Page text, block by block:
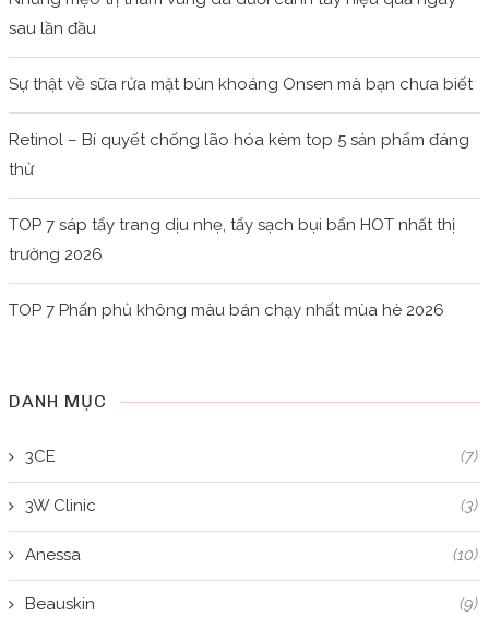
sau lần đầu
Sự thật về sữa rửa mặt bùn khoáng Onsen mà bạn chưa biết
Retinol – Bí quyết chống lão hóa kèm top 5 sản phẩm đáng
thử
TOP 7 sáp tẩy trang dịu nhẹ, tẩy sạch bụi bẩn HOT nhất thị
trường 2026
TOP 7 Phấn phủ không màu bán chạy nhất mùa hè 2026
DANH MỤC
3CE (7)
3W Clinic (3)
Anessa (10)
Beauskin (9)